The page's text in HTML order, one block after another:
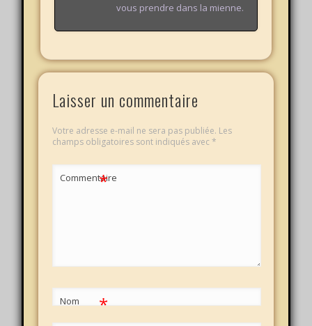
vous prendre dans la mienne.
Laisser un commentaire
Votre adresse e-mail ne sera pas publiée. Les
champs obligatoires sont indiqués avec*
Commentaire
*
Nom *